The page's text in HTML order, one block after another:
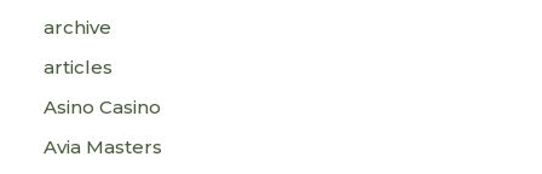
archive
articles
Asino Casino
Avia Masters